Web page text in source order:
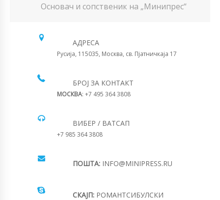
Основач и сопственик на „Минипрес“
АДРЕСА
Русија, 115035, Москва, св. Пјатничкаја 17
БРОЈ ЗА КОНТАКТ
МОСКВА: +7 495 364 3808
ВИБЕР / ВАТСАП
+7 985 364 3808
ПОШТА: INFO@MINIPRESS.RU
СКАЈП: РОМАНТСИБУЛСКИ